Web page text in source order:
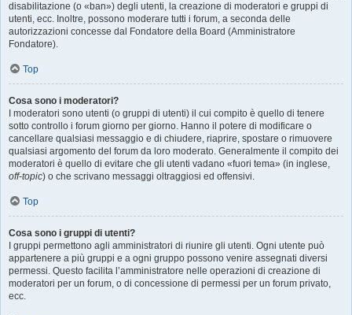
disabilitazione (o «ban») degli utenti, la creazione di moderatori e gruppi di
utenti, ecc. Inoltre, possono moderare tutti i forum, a seconda delle
autorizzazioni concesse dal Fondatore della Board (Amministratore
Fondatore).
Top
Cosa sono i moderatori?
I moderatori sono utenti (o gruppi di utenti) il cui compito è quello di tenere
sotto controllo i forum giorno per giorno. Hanno il potere di modificare o
cancellare qualsiasi messaggio e di chiudere, riaprire, spostare o rimuovere
qualsiasi argomento del forum da loro moderato. Generalmente il compito dei
moderatori è quello di evitare che gli utenti vadano «fuori tema» (in inglese,
off-topic) o che scrivano messaggi oltraggiosi ed offensivi.
Top
Cosa sono i gruppi di utenti?
I gruppi permettono agli amministratori di riunire gli utenti. Ogni utente può
appartenere a più gruppi e a ogni gruppo possono venire assegnati diversi
permessi. Questo facilita l’amministratore nelle operazioni di creazione di
moderatori per un forum, o di concessione di permessi per un forum privato,
ecc.